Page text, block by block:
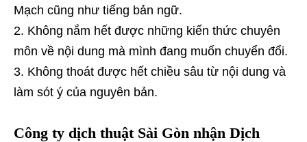
Mạch cũng như tiếng bản ngữ.
Không nắm hết được những kiến thức chuyên
môn về nội dung mà mình đang muốn chuyển đổi.
Không thoát được hết chiều sâu từ nội dung và
làm sót ý của nguyên bản.
Công ty dịch thuật Sài Gòn nhận Dịch